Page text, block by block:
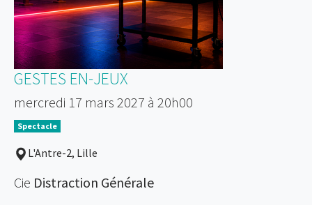
GESTES EN-JEUX
mercredi 17 mars 2027 à 20h00
Spectacle
L'Antre-2, Lille
Cie Distraction Générale